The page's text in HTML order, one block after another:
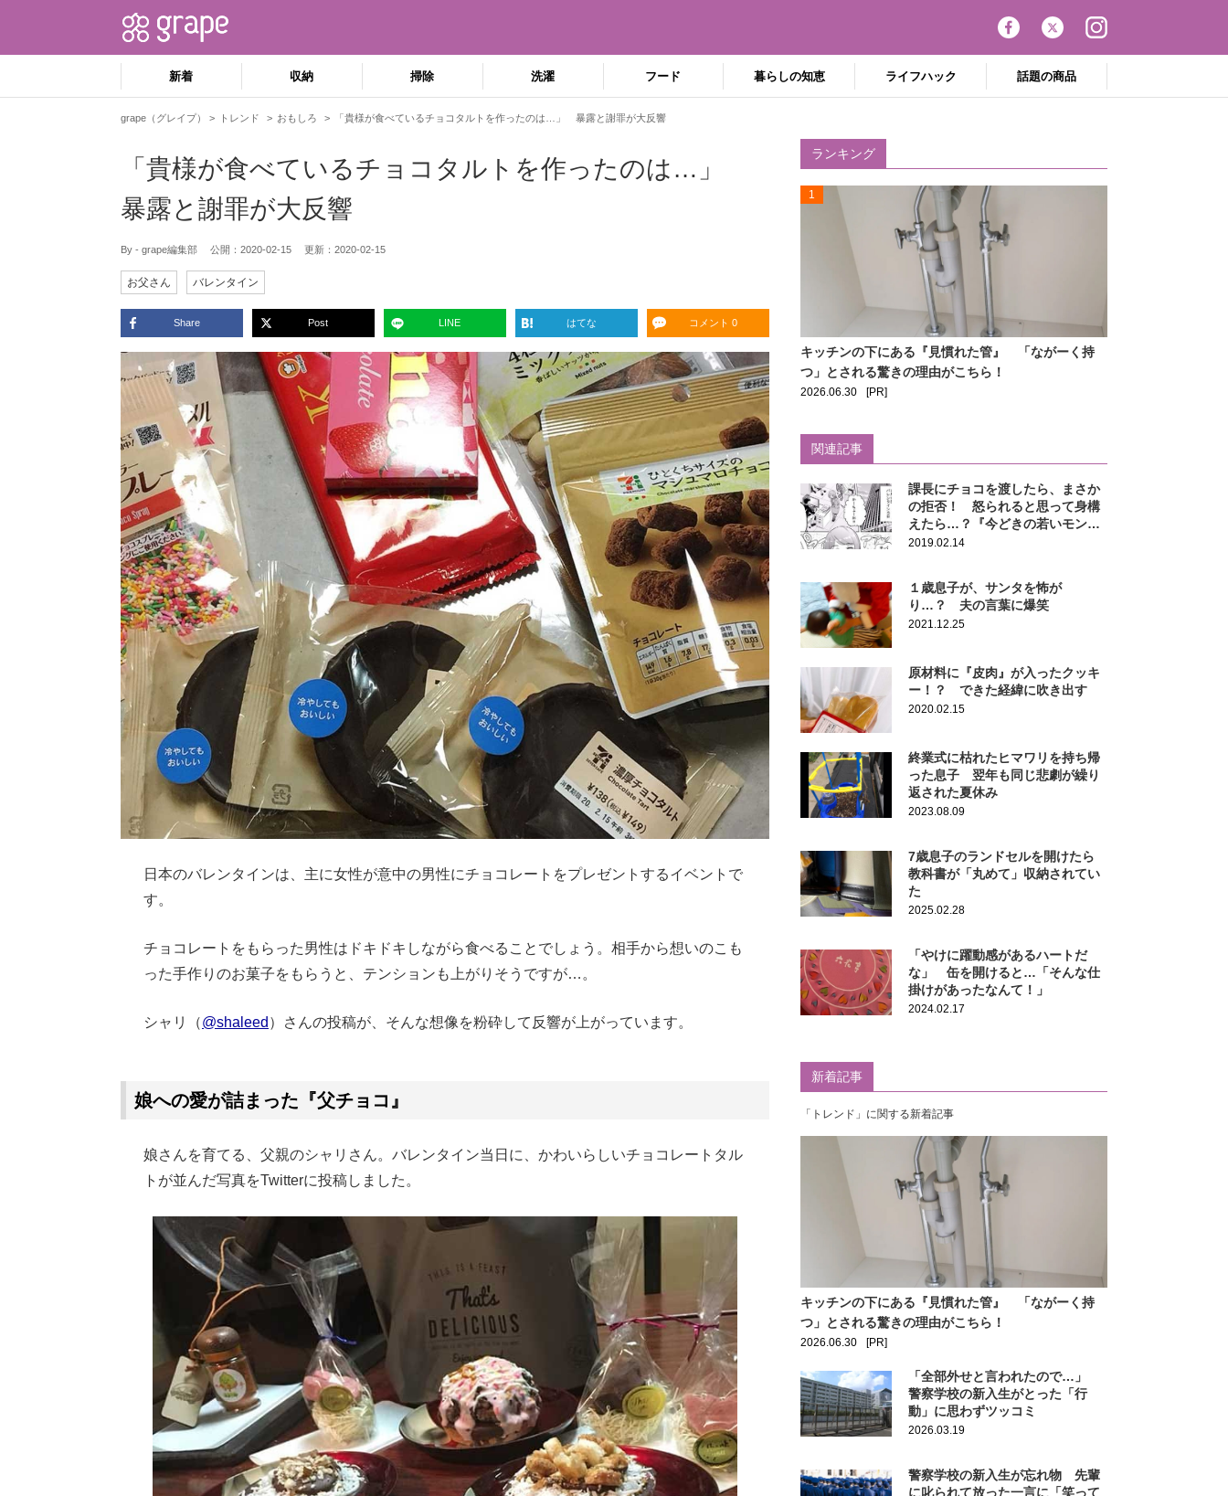
新着 収納 掃除 洗濯 フード 暮らしの知恵 ライフハック 話題の商品
grape（グレイプ） トレンド おもしろ 「貴様が食べているチョコタルトを作ったのは…」 暴露と謝罪が大反響
「貴様が食べているチョコタルトを作ったのは…」
暴露と謝罪が大反響
By - grape編集部 公開： 2020-02-15 更新： 2020-02-15
お父さん バレンタイン
Share Post LINE はてな コメント 0
日本のバレンタインは、主に女性が意中の男性にチョコレートをプレゼントするイベントで
す。
チョコレートをもらった男性はドキドキしながら食べることでしょう。相手から想いのこも
った手作りのお菓子をもらうと、テンションも上がりそうですが…。
シャリ（@shaleed ）さんの投稿が、そんな想像を粉砕して反響が上がっています。
娘への愛が詰まった『父チョコ』
娘さんを育てる、父親のシャリさん。バレンタイン当日に、かわいらしいチョコレートタル
トが並んだ写真をTwitterに投稿しました。
ランキング
1
キッチンの下にある『見慣れた管』 「ながーく持
つ」とされる驚きの理由がこちら！
2026.06.30 [PR]
関連記事
課長にチョコを渡したら、まさか
の拒否！ 怒られると思って身構
えたら…？『今どきの若いモン
は』
2019.02.14
１歳息子が、サンタを怖が
り…？ 夫の言葉に爆笑
2021.12.25
原材料に『皮肉』が入ったクッキ
ー！？ できた経緯に吹き出す
2020.02.15
終業式に枯れたヒマワリを持ち帰
った息子 翌年も同じ悲劇が繰り
返された夏休み
2023.08.09
7歳息子のランドセルを開けたら
教科書が「丸めて」収納されてい
た
2025.02.28
「やけに躍動感があるハートだ
な」 缶を開けると…「そんな仕
掛けがあったなんて！」
2024.02.17
新着記事
「トレンド」に関する新着記事
キッチンの下にある『見慣れた管』 「ながーく持
つ」とされる驚きの理由がこちら！
2026.06.30 [PR]
「全部外せと言われたので…」
警察学校の新入生がとった「行
動」に思わずツッコミ
2026.03.19
警察学校の新入生が忘れ物 先輩
に叱られて放った一言に「笑って